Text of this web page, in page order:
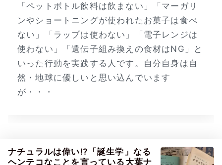
「ペットボトル飲料は飲まない」「マーガリ
ンやショートニングが使われたお菓子は食べ
ない」「ラップは使わない」「電子レンジは
使わない」「遺伝子組み換えの食材はNG」と
いった行動を実践する人です。自分自身は自
然・地球に優しいと思い込んでいます
が・・・
ナチュラルは偉い⁉「誕生学」なる
ヘンテコなことを言っている大葉ナ